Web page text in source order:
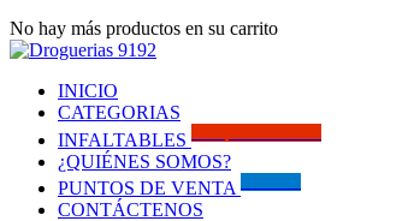
No hay más productos en su carrito
INICIO
CATEGORIAS
INFALTABLES
¿QUIÉNES SOMOS?
PUNTOS DE VENTA
CONTÁCTENOS